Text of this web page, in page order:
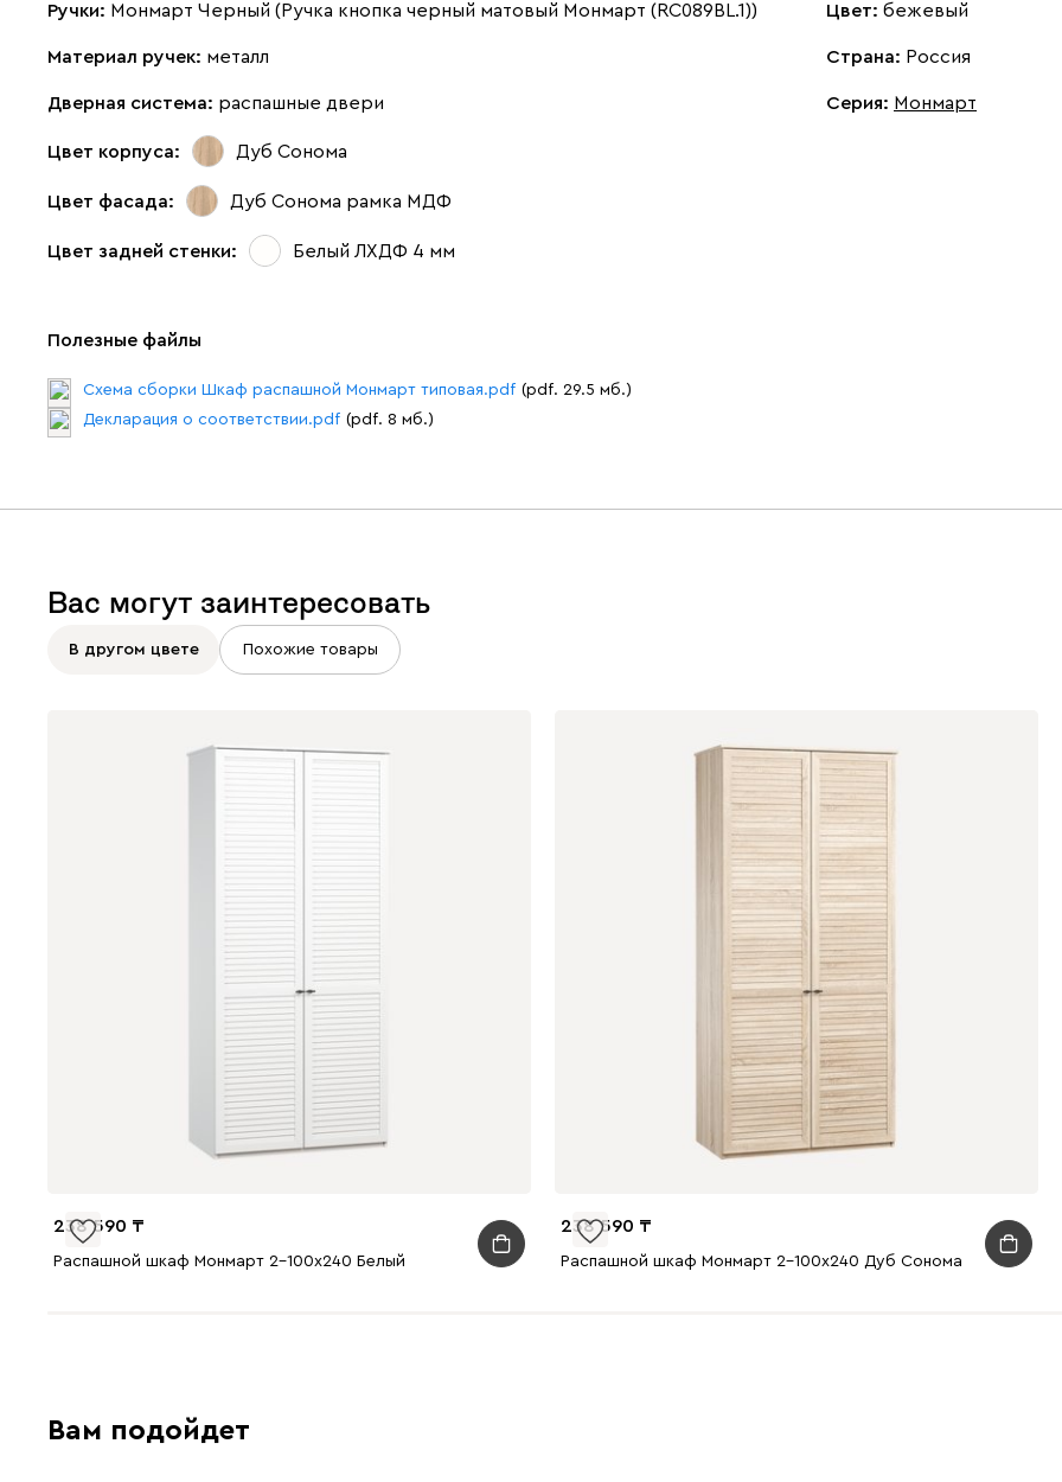
Ручки: Монмарт Черный (Ручка кнопка черный матовый Монмарт (RC089BL.1))
Материал ручек: металл
Дверная система: распашные двери
Цвет корпуса: Дуб Сонома
Цвет фасада: Дуб Сонома рамка МДФ
Цвет задней стенки: Белый ЛХДФ 4 мм
Цвет: бежевый
Страна: Россия
Серия: Монмарт
Полезные файлы
Схема сборки Шкаф распашной Монмарт типовая.pdf (pdf. 29.5 мб.)
Декларация о соответствии.pdf (pdf. 8 мб.)
Вас могут заинтересовать
В другом цвете Похожие товары
238 590
Распашной шкаф Монмарт 2-100x240 Белый
238 590
Распашной шкаф Монмарт 2-100x240 Дуб Сонома
Вам подойдет